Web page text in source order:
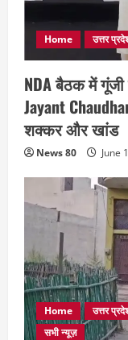
Home उत्तर
NDA बैठक में
Jayant
शक्कर और खांड
News 80 June
Home उत्तर
सभी न्यूज़